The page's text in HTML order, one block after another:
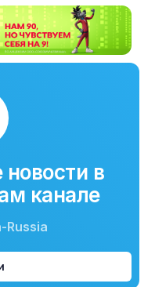
в
канале
Russia